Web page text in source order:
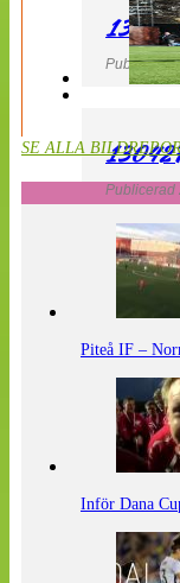
Publicerad
Publicerad
SE ALLA
Piteå IF –
Inför Dana